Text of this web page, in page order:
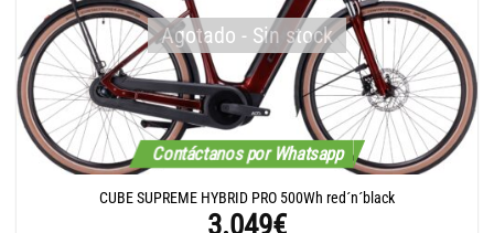
Contáctanos por Whatsapp
Agotado - Sin stock
CUBE SUPREME HYBRID PRO 500Wh red´n´black
3.049€